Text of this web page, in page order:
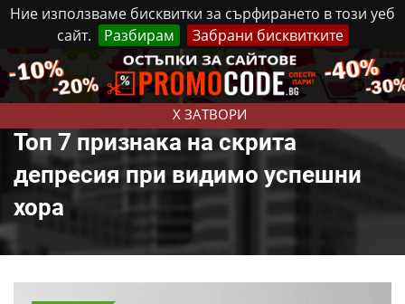
Ние използваме бисквитки за сърфирането в този уеб
сайт.
Разбирам Забрани бисквитките
X ЗАТВОРИ
Петък, 7 Август, 2026 Реклама Контакти
Топ 7 признака на скрита
депресия при видимо успешни
хора